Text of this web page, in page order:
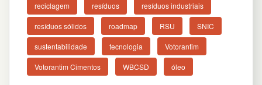
reciclagem resíduos resíduos industriais
resíduos sólidos roadmap RSU SNIC
sustentabilidade tecnologia Votorantim
Votorantim Cimentos WBCSD óleo